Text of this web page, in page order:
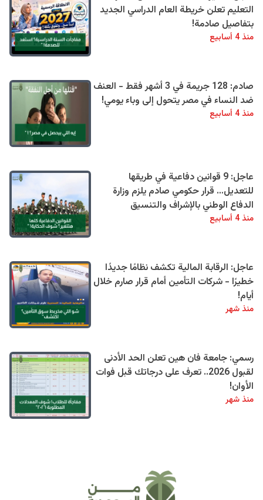
التعليم تعلن خريطة العام الدراسي الجديد
بتفاصيل صادمة!
منذ 4 أسابيع
صادم: 128 جريمة في 3 أشهر فقط - العنف
ضد النساء في مصر يتحول إلى وباء يومي!
منذ 4 أسابيع
عاجل: 9 قوانين دفاعية في طريقها
للتعديل… قرار حكومي صادم يلزم وزارة
الدفاع الوطني بالإشراف والتنسيق
منذ 4 أسابيع
عاجل: الرقابة المالية تكشف نظامًا جديدًا
خطيرًا - شركات التأمين أمام قرار صارم خلال
أيام!
منذ شهر
رسمي: جامعة فان هين تعلن الحد الأدنى
لقبول 2026.. تعرف على درجاتك قبل فوات
الأوان!
منذ شهر